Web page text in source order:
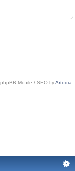
phpBB Mobile / SEO byArtodia.